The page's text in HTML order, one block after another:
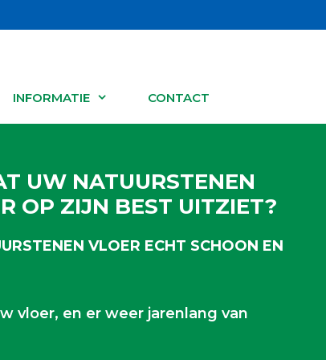
INFORMATIE CONTACT
UW NATUURSTENEN
OP ZIJN BEST UITZIET?
VLOER ECHT SCHOON EN
vloer, en er weer jarenlang van